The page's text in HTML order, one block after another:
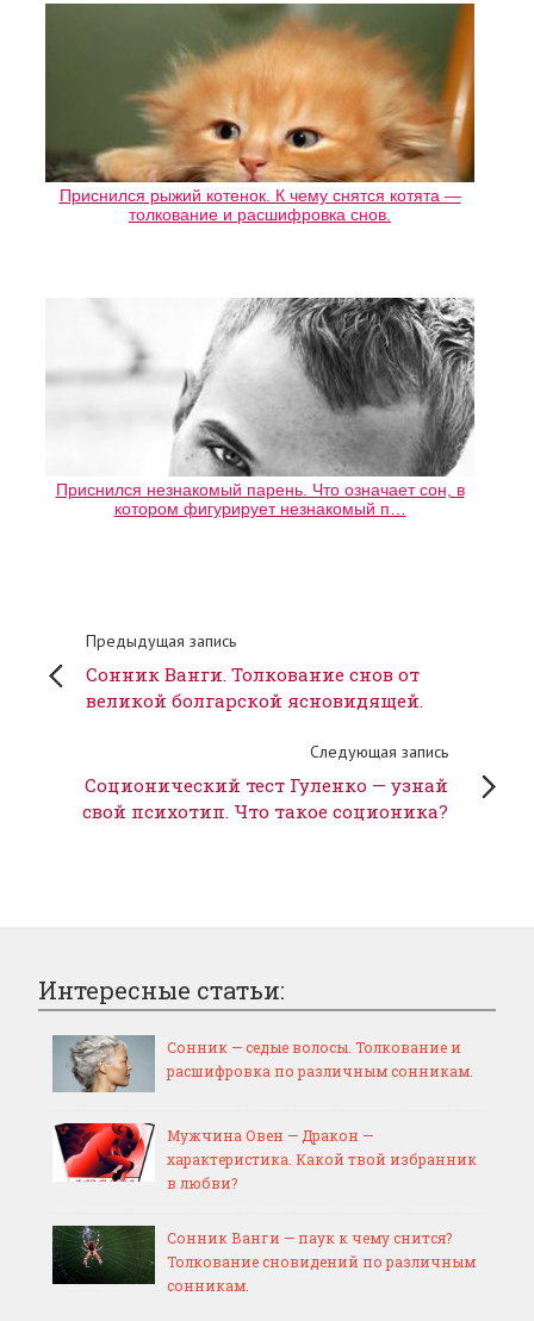
Приснился рыжий котенок. К чему снятся котята —
толкование и расшифровка снов.
Приснился незнакомый парень. Что означает сон, в
котором фигурирует незнакомый п…
Предыдущая запись
Сонник Ванги. Толкование снов от
великой болгарской ясновидящей.
Следующая запись
Соционический тест Гуленко — узнай
свой психотип. Что такое соционика?
Интересные статьи:
Сонник — седые волосы. Толкование и
расшифровка по различным сонникам.
Мужчина Овен — Дракон —
характеристика. Какой твой избранник
в любви?
Сонник Ванги — паук к чему снится?
Толкование сновидений по различным
сонникам.